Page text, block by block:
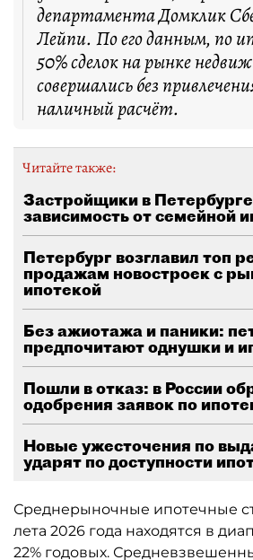
департамента Домклик
Лейпи. По его данным, по
50% сделок на рынке
совершались без
наличный расчёт.
Читайте также:
Застройщики в
зависимость от семейной
Петербург возглавил топ
продажам новостроек с
ипотекой
Без ажиотажа и паники:
предпочитают однушки и
Пошли в отказ: в России
одобрения заявок по
Новые ужесточения по
ударят по доступности
Среднерыночные ипотечные
лета 2026 года находятся в
22% годовых.